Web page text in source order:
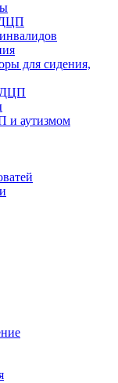
ДЦП
для сидения,
ДЦП
и аутизмом